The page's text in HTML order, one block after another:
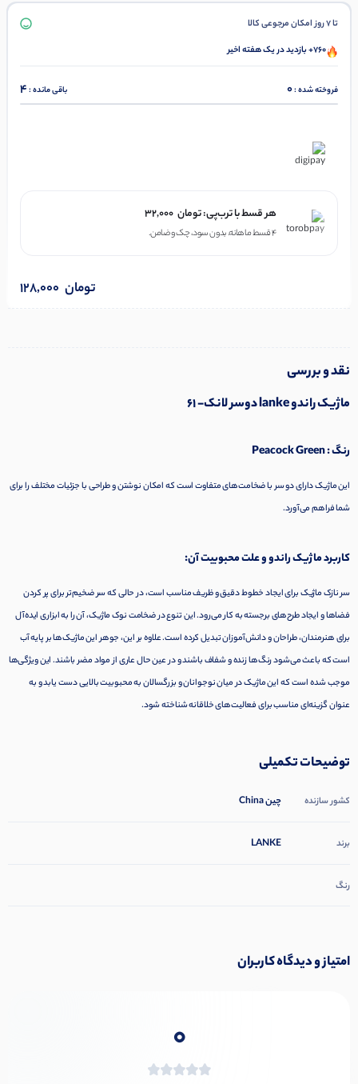
تا 7 روز امکان مرجوعی کالا
760+ بازدید در یک هفته اخیر
فروخته شده :0 باقی مانده :4
هر قسط با ترب‌پی: 32,000 تومان
۴ قسط ماهانه. بدون سود، چک و ضامن.
128,000 تومان
نقد و بررسی
ماژیک راندو lanke دوسر لانک- 61
رنگ : Peacock Green
این ماژیک دارای دو سر با ضخامت‌های متفاوت است که امکان نوشتن و طراحی با جزئیات مختلف را برای
شما فراهم می‌آورد.
کاربرد ماژیک راندو و علت محبوبیت آن:
سر نازک ماژیک برای ایجاد خطوط دقیق و ظریف مناسب است، در حالی که سر ضخیم‌تر برای پر کردن
فضاها و ایجاد طرح‌های برجسته به کار می‌رود. این تنوع در ضخامت نوک ماژیک، آن را به ابزاری ایده‌آل
برای هنرمندان، طراحان و دانش‌آموزان تبدیل کرده است. علاوه بر این، جوهر این ماژیک‌ها بر پایه آب
است که باعث می‌شود رنگ‌ها زنده و شفاف باشند و در عین حال عاری از مواد مضر باشند. این ویژگی‌ها
موجب شده است که این ماژیک در میان نوجوانان و بزرگسالان به محبوبیت بالایی دست یابد و به
عنوان گزینه‌ای مناسب برای فعالیت‌های خلاقانه شناخته شود.
توضیحات تکمیلی
کشور سازنده چین China
برند LANKE
رنگ
امتیاز و دیدگاه کاربران
0